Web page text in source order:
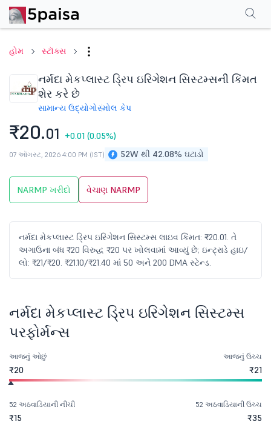
હોમ સ્ટૉક્સ
નર્મદા મેકપ્લાસ્ટ ડ્રિપ ઇરિગેશન સિસ્ટમ્સની કિંમત
શેર કરે છે
સામાન્ય ઉદ્યોગોસ્મોલ કેપ
₹20.01 +0.01 (0.05%)
52W થી 42.08% ઘટાડો
07 ઑગસ્ટ, 2026 4:00 PM (IST)
NARMP ખરીદો વેચાણ NARMP
નર્મદા મેકપ્લાસ્ટ ડ્રિપ ઇરિગેશન સિસ્ટમ્સ લાઇવ કિંમત: ₹20.01. તે
અગાઉના બંધ ₹20 વિરુદ્ધ ₹20 પર ખોલવામાં આવ્યું છે; ઇન્ટ્રાડે હાઇ/
લો: ₹21/₹20. ₹21.10/₹21.40 માં 50 અને 200 DMA સ્ટેન્ડ.
પરફોર્મન્સફાઇનાન્શિયલ્સ વધુ
નર્મદા મેકપ્લાસ્ટ ડ્રિપ ઇરિગેશન સિસ્ટમ્સ
પરફોર્મન્સ
આજનું ઓછું
₹20
આજનું ઉચ્ચ
₹21
52 અઠવાડિયાની નીચી
₹15
52 અઠવાડિયાની ઉચ્ચ
₹35